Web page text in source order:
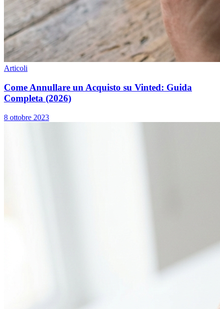
Articoli
Come Annullare un Acquisto su Vinted: Guida
Completa (2026)
8 ottobre 2023